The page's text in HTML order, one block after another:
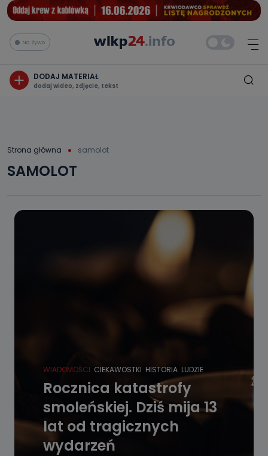
Na żywo
DODAJ MATERIAŁ
dodaj wideo, zdjęcie, tekst
Strona główna samolot
SAMOLOT
WIADOMOŚCI CIEKAWOSTKI HISTORIA LUDZIE
Rocznica katastrofy
smoleńskiej. Dziś mija 13
lat od tragicznych
wydarzeń